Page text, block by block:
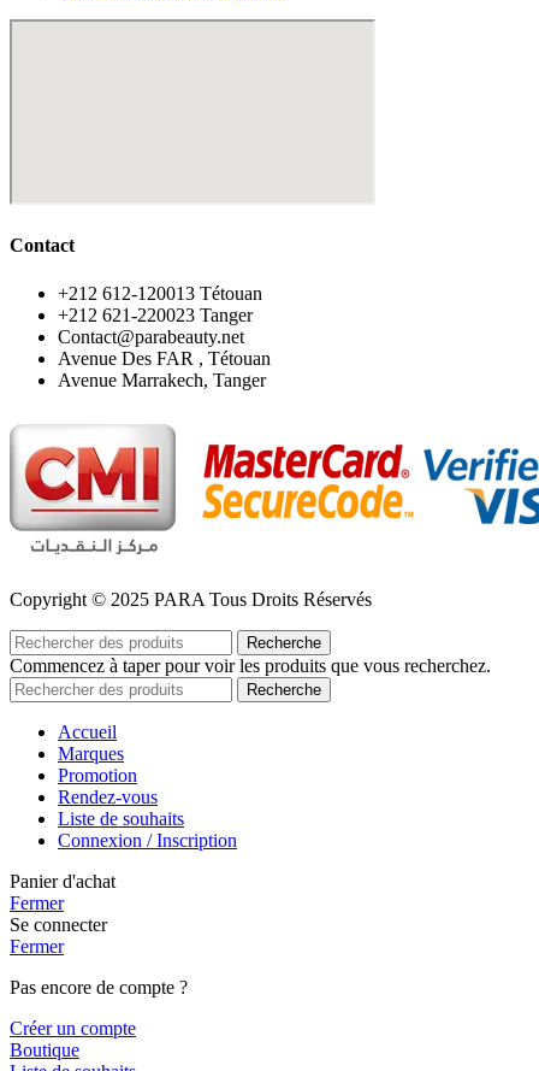
Contact
‪+212 612-120013 Tétouan
‪+212 621-220023 Tanger
Contact@parabeauty.net
Avenue Des FAR , Tétouan
Avenue Marrakech, Tanger
Copyright © 2025 PARA Tous Droits Réservés
Recherche
Commencez à taper pour voir les produits que vous recherchez.
Recherche
Accueil
Marques
Promotion
Rendez-vous
Liste de souhaits
Connexion / Inscription
Panier d'achat
Fermer
Se connecter
Fermer
Pas encore de compte ?
Créer un compte
Boutique